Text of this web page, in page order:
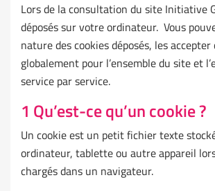
Lors de la consultation du site Initiative
déposés sur votre ordinateur. Vous
nature des cookies déposés, les
globalement pour l’ensemble du site et
service par service.
1 Qu’est-ce qu’un cookie ?
Un cookie est un petit fichier texte
ordinateur, tablette ou autre appareil
chargés dans un navigateur.